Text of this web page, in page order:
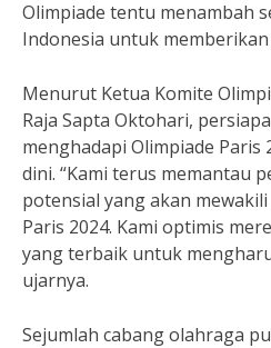
Olimpiade tentu menambah
Indonesia untuk
Menurut Ketua Komite
Raja Sapta Oktohari,
menghadapi Olimpiade Paris
dini. “Kami terus memantau
potensial yang akan
Paris 2024. Kami optimis
yang terbaik untuk
ujarnya.
Sejumlah cabang olahraga